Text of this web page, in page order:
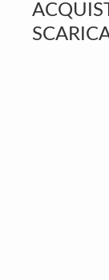
c
o
a
r
e
r